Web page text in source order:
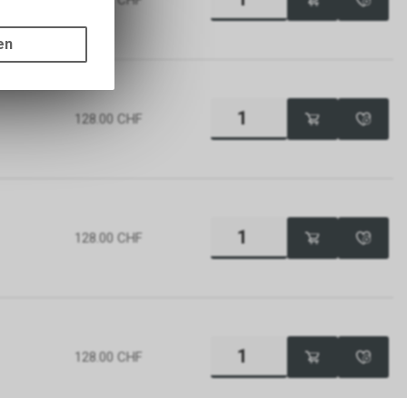
128.00 CHF
128.00 CHF
128.00 CHF
wie die
die
von